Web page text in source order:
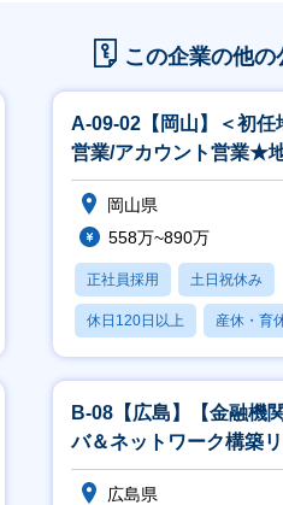
この企業の他の
A-09-02【岡山】＜初任
営業/アカウント営業★
治体へITソリューショ
岡山県
558万~890万
正社員採用 土日祝休み
休日120日以上 産休・育
賞与あり
B-08【広島】【金融機
バ＆ネットワーク構築
広島県